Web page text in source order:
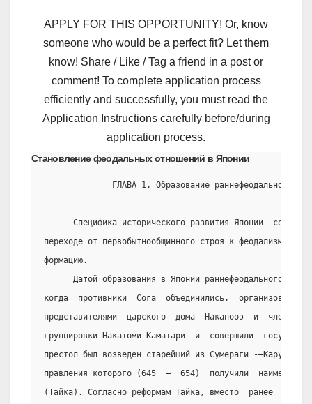
APPLY FOR THIS OPPORTUNITY! Or, know
someone who would be a perfect fit? Let them
know! Share / Like / Tag a friend in a post or
comment! To complete application process
efficiently and successfully, you must read the
Application Instructions carefully before/during
application process.
Становление феодальных отношений в Японии
ГЛАВА 1. Образование раннефеодального
Специфика исторического развития Японии
переходе от первобытнообщинного строя к феодализму,
формацию.
Датой образования в Японии раннефеодального
когда  противники  Сога  объединились,  организовали
представителями  царского  дома  Наканооэ  и  членами
группировки Накатоми Каматари  и  совершили
престол был возведен старейший из Сумераги -–Кару
правления которого (645  –  654)  получили
(Тайка). Согласно реформам Тайка, вместо  ранее